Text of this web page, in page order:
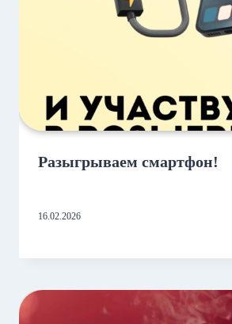
Разыгрываем смартфон!
16.02.2026